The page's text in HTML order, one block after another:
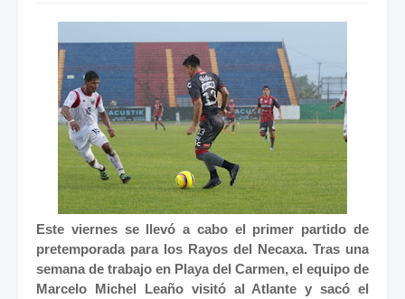
Este viernes se llevó a cabo el primer partido de
pretemporada para los Rayos del Necaxa. Tras una
semana de trabajo en Playa del Carmen, el equipo de
Marcelo Michel Leaño visitó al Atlante y sacó el